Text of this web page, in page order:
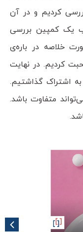
کردیم و در آن
یک کمپین بررسی
خلاصه در باره‌ی
کردیم. در نهایت
به اشتراک گذاشتیم.
متفاوت باشد.